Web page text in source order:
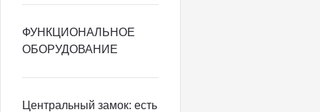
ФУНКЦИОНАЛЬНОЕ
ОБОРУДОВАНИЕ
Центральный замок: есть